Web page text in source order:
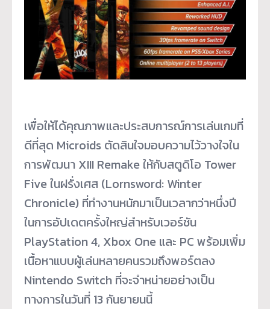
เพื่อให้ได้คุณภาพและประสบการณ์การเล่นเกมที่
ดีที่สุด Microids ตัดสินใจมอบความไว้วางใจใน
การพัฒนา XIII Remake ให้กับสตูดิโอ Tower
Five ในฝรั่งเศส (Lornsword: Winter
Chronicle) ที่ทำงานหนักมาเป็นเวลากว่าหนึ่งปี
ในการอัปเดตครั้งใหญ่สำหรับเวอร์ชัน
PlayStation 4, Xbox One และ PC พร้อมเพิ่ม
เนื้อหาแบบผู้เล่นหลายคนรวมถึงพอร์ตลง
Nintendo Switch ที่จะจำหน่ายอย่างเป็น
ทางการในวันที่ 13 กันยายนนี้